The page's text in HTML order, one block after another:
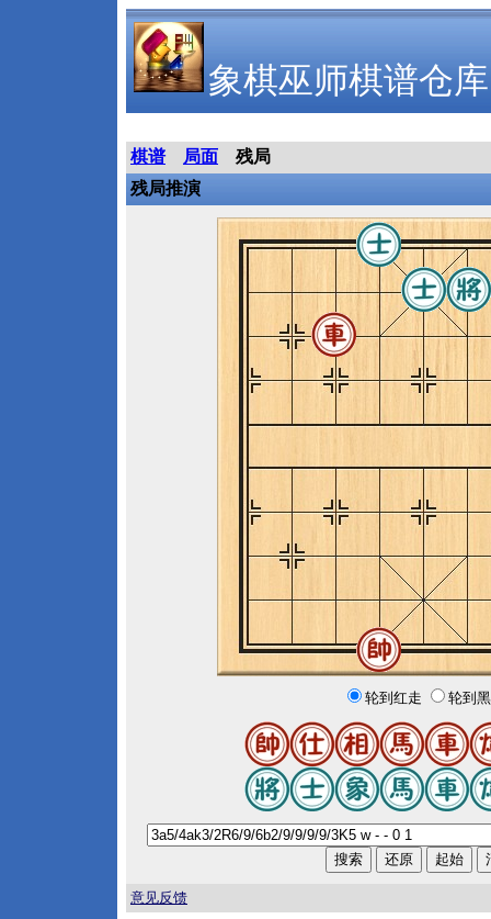
象棋巫师棋谱仓库
棋谱 局面
残局
残局推演
轮到红走 轮到
意见反馈